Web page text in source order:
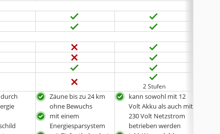
2 Stufen
Zäune bis zu 24 km
ohne Bewuchs
mit einem
Energiesparsystem
kann sowohl mit 12
Volt Akku als auch mit
230 Volt Netzstrom
betrieben werden